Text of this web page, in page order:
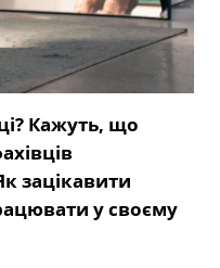
Кажуть, що
зацікавити
у своєму